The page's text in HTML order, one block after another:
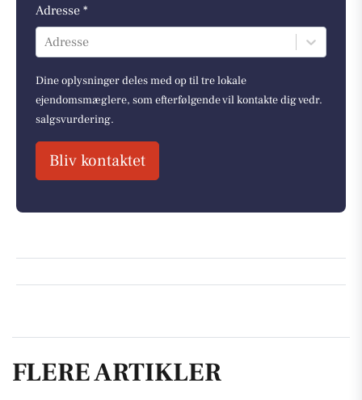
Adresse *
Adresse
Dine oplysninger deles med op til tre lokale
ejendomsmæglere, som efterfølgende vil kontakte dig vedr.
salgsvurdering.
Bliv kontaktet
FLERE ARTIKLER